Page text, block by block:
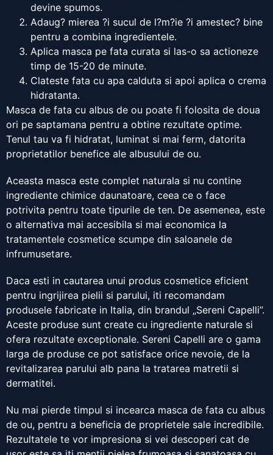
devine spumos.
Adaug? mierea ?i sucul de l?m?ie ?i amestec? bine
pentru a combina ingredientele.
Aplica masca pe fata curata si las-o sa actioneze
timp de 15-20 de minute.
Clateste fata cu apa calduta si apoi aplica o crema
hidratanta.
Masca de fata cu albus de ou poate fi folosita de doua
ori pe saptamana pentru a obtine rezultate optime.
Tenul tau va fi hidratat, luminat si mai ferm, datorita
proprietatilor benefice ale albusului de ou.
Aceasta masca este complet naturala si nu contine
ingrediente chimice daunatoare, ceea ce o face
potrivita pentru toate tipurile de ten. De asemenea, este
o alternativa mai accesibila si mai economica la
tratamentele cosmetice scumpe din saloanele de
infrumusetare.
Daca esti in cautarea unui produs cosmetice eficient
pentru ingrijirea pielii si parului, iti recomandam
produsele fabricate in Italia, din brandul „Sereni Capelli”.
Aceste produse sunt create cu ingrediente naturale si
ofera rezultate exceptionale. Sereni Capelli are o gama
larga de produse ce pot satisface orice nevoie, de la
revitalizarea parului alb pana la tratarea matretii si
dermatitei.
Nu mai pierde timpul si incearca masca de fata cu albus
de ou, pentru a beneficia de proprietele sale incredibile.
Rezultatele te vor impresiona si vei descoperi cat de